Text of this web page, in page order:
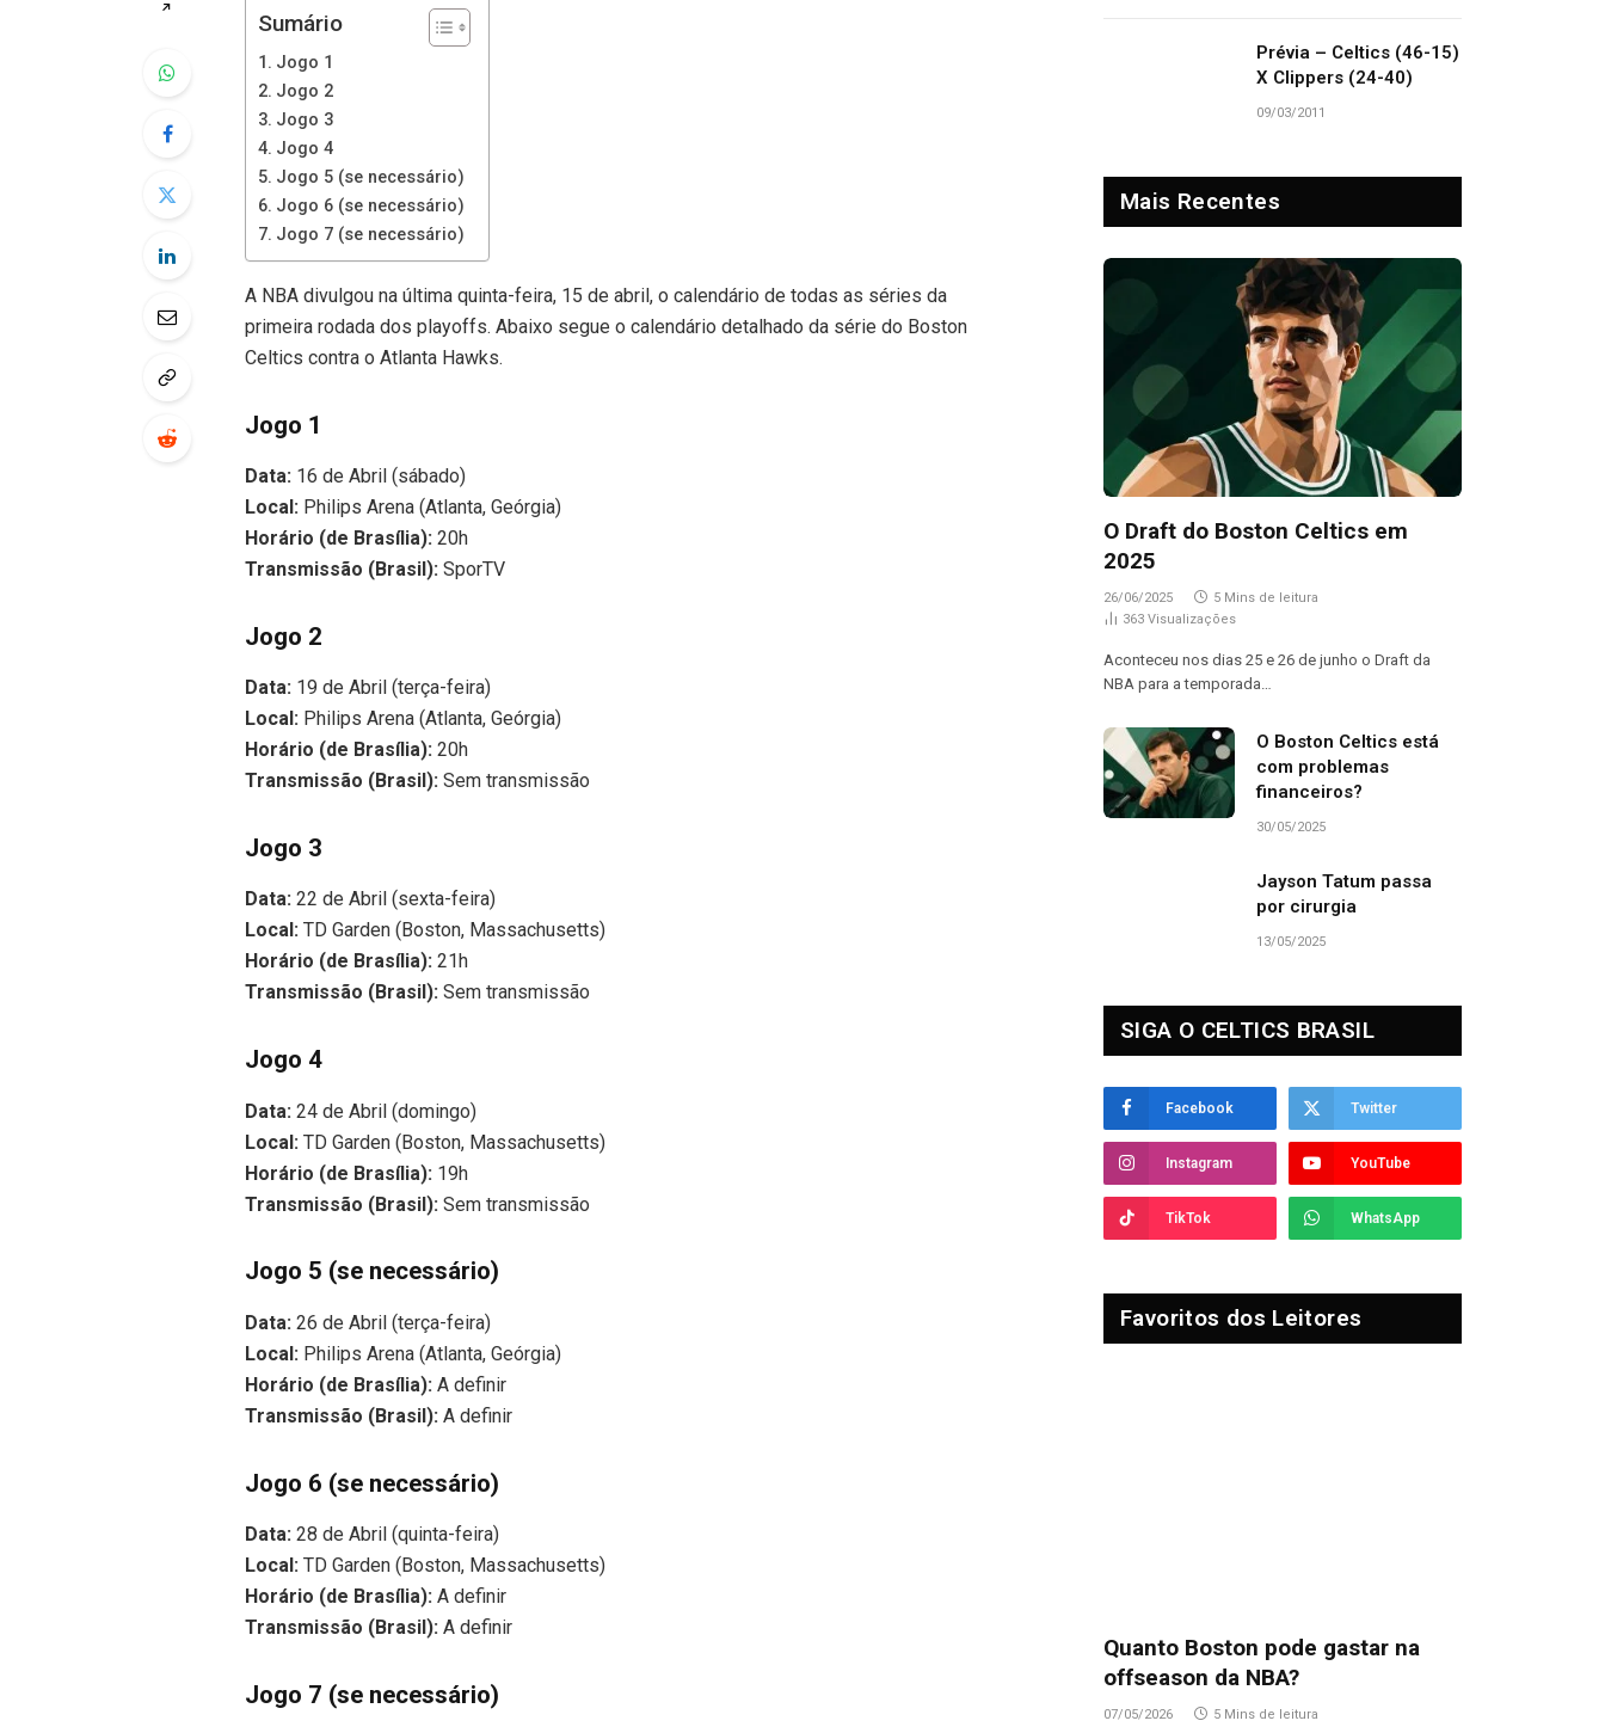
↗
Sumário
Jogo 1
Jogo 2
Jogo 3
Jogo 4
Jogo 5 (se necessário)
Jogo 6 (se necessário)
Jogo 7 (se necessário)
A NBA divulgou na última quinta-feira, 15 de abril, o calendário de todas as séries da
primeira rodada dos playoffs. Abaixo segue o calendário detalhado da série do Boston
Celtics contra o Atlanta Hawks.
Jogo 1
Data: 16 de Abril (sábado)
Local: Philips Arena (Atlanta, Geórgia)
Horário (de Brasília): 20h
Transmissão (Brasil): SporTV
Jogo 2
Data: 19 de Abril (terça-feira)
Local: Philips Arena (Atlanta, Geórgia)
Horário (de Brasília): 20h
Transmissão (Brasil): Sem transmissão
Jogo 3
Data:22 de Abril (sexta-feira)
Local: TD Garden (Boston, Massachusetts)
Horário (de Brasília): 21h
Transmissão (Brasil): Sem transmissão
Jogo 4
Data: 24 de Abril (domingo)
Local: TD Garden (Boston, Massachusetts)
Horário (de Brasília): 19h
Transmissão (Brasil): Sem transmissão
Jogo 5 (se necessário)
Data: 26 de Abril (terça-feira)
Local: Philips Arena (Atlanta, Geórgia)
Horário (de Brasília): A definir
Transmissão (Brasil): A definir
Jogo 6 (se necessário)
Data: 28 de Abril (quinta-feira)
Local: TD Garden (Boston, Massachusetts)
Horário (de Brasília): A definir
Transmissão (Brasil): A definir
Jogo 7 (se necessário)
Prévia – Celtics (46-15)
X Clippers (24-40)
09/03/2011
Mais Recentes
O Draft do Boston Celtics em
2025
26/06/2025
5 Mins de leitura
363 Visualizações
Aconteceu nos dias 25 e 26 de junho o Draft da
NBA para a temporada…
O Boston Celtics está
com problemas
financeiros?
30/05/2025
Jayson Tatum passa
por cirurgia
13/05/2025
SIGA O CELTICS BRASIL
Facebook Twitter
Instagram YouTube
TikTok WhatsApp
Favoritos dos Leitores
Quanto Boston pode gastar na
offseason da NBA?
07/05/2026 5 Mins de leitura